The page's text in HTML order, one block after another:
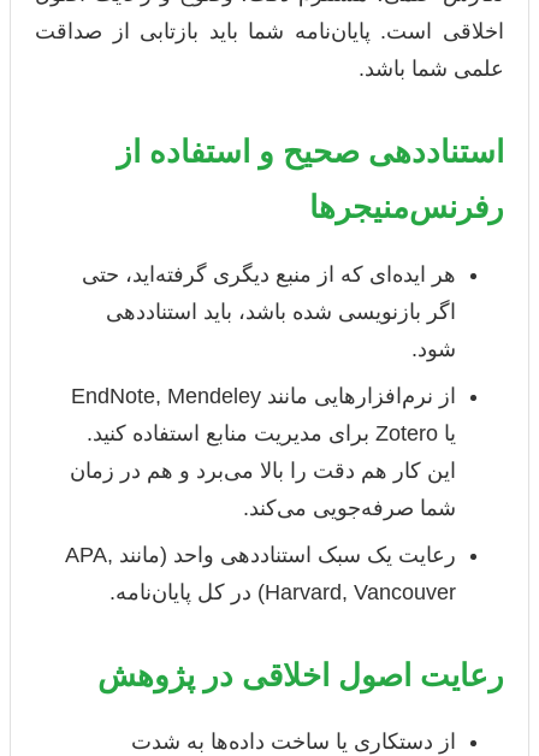
اخلاقی است. پایان‌نامه شما باید بازتابی از صداقت
علمی شما باشد.
استناددهی صحیح و استفاده از
رفرنس‌منیجرها
هر ایده‌ای که از منبع دیگری گرفته‌اید، حتی
اگر بازنویسی شده باشد، باید استناددهی
شود.
از نرم‌افزارهایی مانند EndNote, Mendeley
یا Zotero برای مدیریت منابع استفاده کنید.
این کار هم دقت را بالا می‌برد و هم در زمان
شما صرفه‌جویی می‌کند.
رعایت یک سبک استناددهی واحد (مانند APA,
Harvard, Vancouver) در کل پایان‌نامه.
رعایت اصول اخلاقی در پژوهش
از دستکاری یا ساخت داده‌ها به شدت